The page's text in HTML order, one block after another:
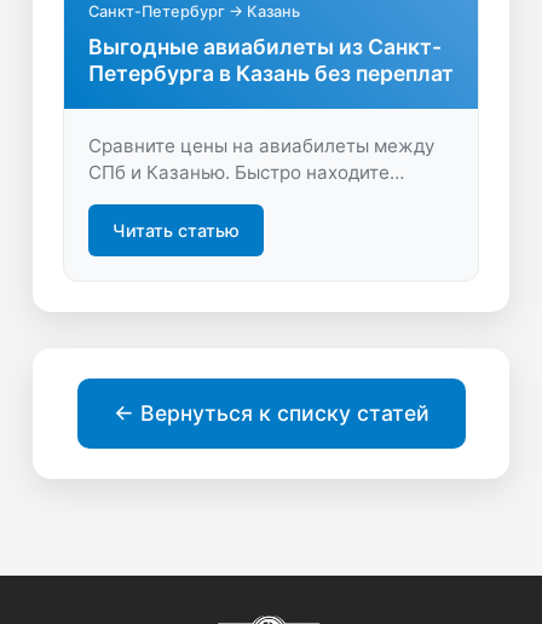
Санкт-Петербург → Казань
Выгодные авиабилеты из Санкт-
Петербурга в Казань без переплат
Сравните цены на авиабилеты между
СПб и Казанью. Быстро находите
время и деньги на LastBilet.ru. Удобный
поиск, честные тарифы, легкое
Читать статью
← Вернуться к списку статей